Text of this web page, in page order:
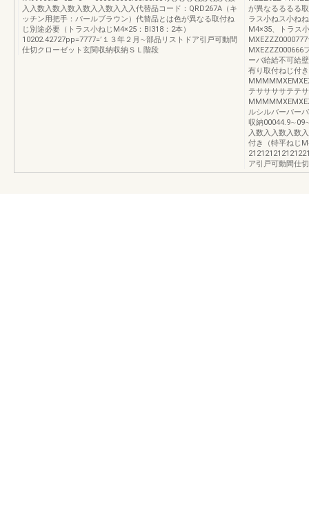
入入数入数入数入数入入数入入入代替品コード：QRD267A（キ
ッチン用把手：パールブラウン）代替品とは色が異なる取付ね
じ別途必要（トラス小ねじM4×25：BI318：2本）
10202.42727pp=7777=’１３年２月∼部品リストドア引戸可動間
仕切クローゼット玄関収納収納ＳＬ階段
が異なるるるる
ラス小ねス小ね
M4×35、トラス
MXEZZZ000666
ーバ給給不可給
有り取付ねじ付
テササササテテ
ルシルバーバー
収納
入数入入数入数
付き（特平ねじ
ア引戸可動間仕